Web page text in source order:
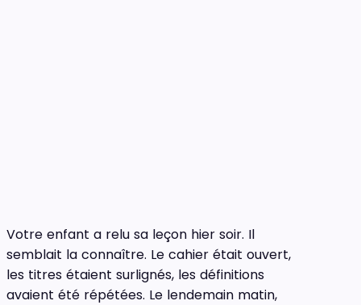
Votre enfant a relu sa leçon hier soir. Il
semblait la connaître. Le cahier était ouvert,
les titres étaient surlignés, les définitions
avaient été répétées. Le lendemain matin,